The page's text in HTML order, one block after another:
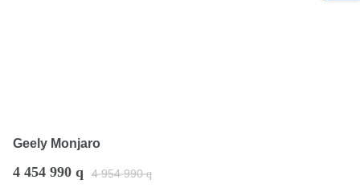
Geely Monjaro
4 454 990 q 4 954 990 q